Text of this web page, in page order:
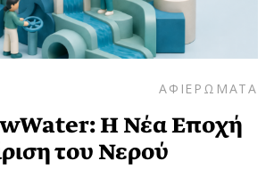
ΑΦΙΕΡΩΜΑΤΑ
Η Νέα Εποχή
του Νερού